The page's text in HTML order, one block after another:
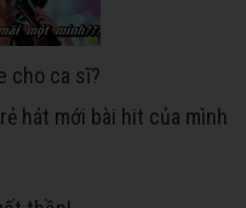
cho ca sĩ?
hát mới bài hit của mình